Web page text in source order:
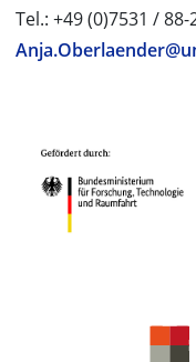
Tel.: +49 (0)7531 / 88-